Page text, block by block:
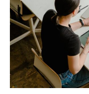
eine
MacBook
Reparatur